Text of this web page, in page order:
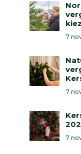
7
7
7